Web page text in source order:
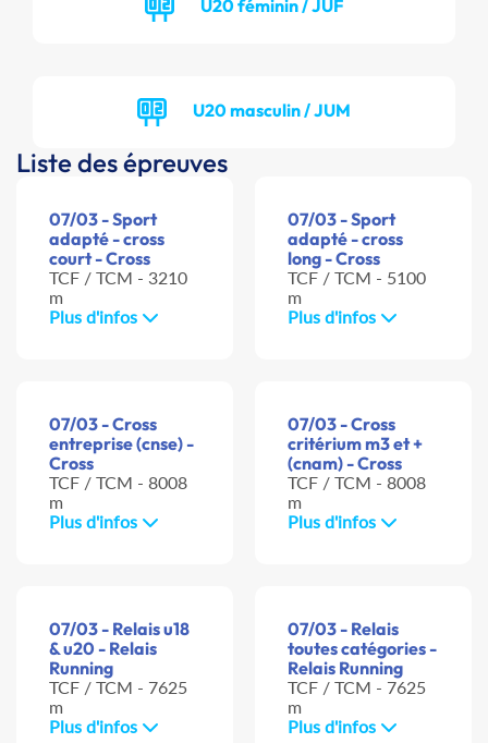
U20 féminin / JUF
U20 masculin / JUM
Liste des épreuves
07/03 - Sport
adapté - cross
court - Cross
TCF / TCM - 3210
m
Plus d'infos
07/03 - Sport
adapté - cross
long - Cross
TCF / TCM - 5100
m
Plus d'infos
07/03 - Cross
entreprise (cnse) -
Cross
TCF / TCM - 8008
m
Plus d'infos
07/03 - Cross
critérium m3 et +
(cnam) - Cross
TCF / TCM - 8008
m
Plus d'infos
07/03 - Relais u18
& u20 - Relais
Running
TCF / TCM - 7625
m
Plus d'infos
07/03 - Relais
toutes catégories -
Relais Running
TCF / TCM - 7625
m
Plus d'infos